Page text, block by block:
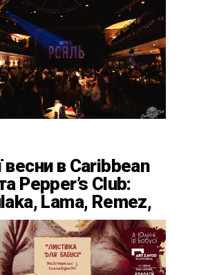
весни в Caribbean
Pepper’s Club:
Lama, Remez,
«Рояль» і
шоу